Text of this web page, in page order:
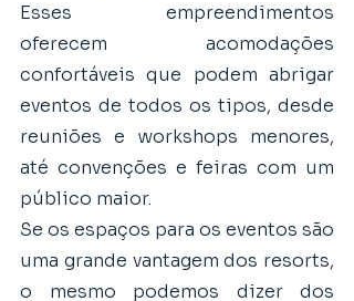
Esses empreendimentos
oferecem acomodações
confortáveis que podem abrigar
eventos de todos os tipos, desde
reuniões e workshops menores,
até convenções e feiras com um
público maior.
Se os espaços para os eventos são
uma grande vantagem dos resorts,